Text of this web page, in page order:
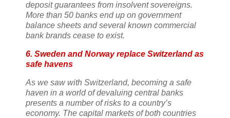
deposit guarantees from insolvent sovereigns.
More than 50 banks end up on government
balance sheets and several known commercial
bank brands cease to exist.
6. Sweden and Norway replace Switzerland as
safe havens
As we saw with Switzerland, becoming a safe
haven in a world of devaluing central banks
presents a number of risks to a country’s
economy. The capital markets of both countries